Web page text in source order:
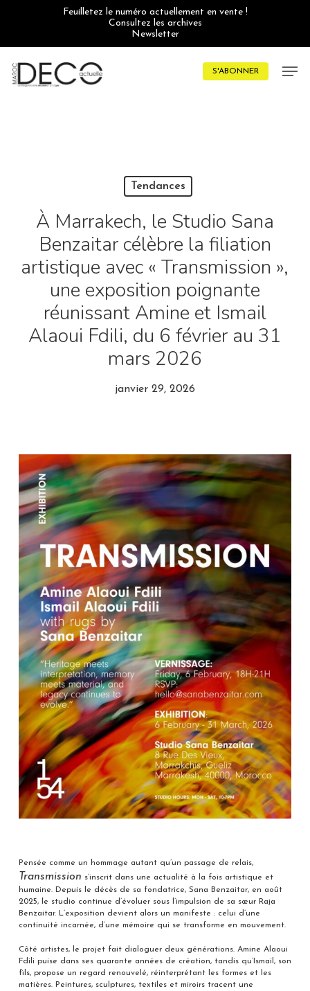
Feuilletez le numéro actuellement en vente !
Consultez les archives
Newsletter
S'ABONNER
Tendances
À Marrakech, le Studio Sana
Benzaitar célèbre la filiation
artistique avec « Transmission »,
une exposition poignante
réunissant Amine et Ismail
Alaoui Fdili, du 6 février au 31
mars 2026
janvier 29, 2026
Pensée comme un hommage autant qu’un passage de relais,
Transmission s’inscrit dans une actualité à la fois artistique et
humaine. Depuis le décès de sa fondatrice, Sana Benzaitar, en août
2025, le studio continue d’évoluer sous l’impulsion de sa sœur Raja
Benzaitar. L’exposition devient alors un manifeste : celui d’une
continuité incarnée, d’une mémoire qui se transforme en mouvement.
Côté artistes, le projet fait dialoguer deux générations. Amine Alaoui
Fdili puise dans ses quarante années de création, tandis qu’Ismail, son
fils, propose un regard renouvelé, réinterprétant les formes et les
matières. Peintures, sculptures, textiles et miroirs tracent une